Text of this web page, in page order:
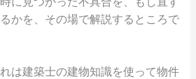
かを、その場で解説するところで
は建築士の建物知識を使って物件